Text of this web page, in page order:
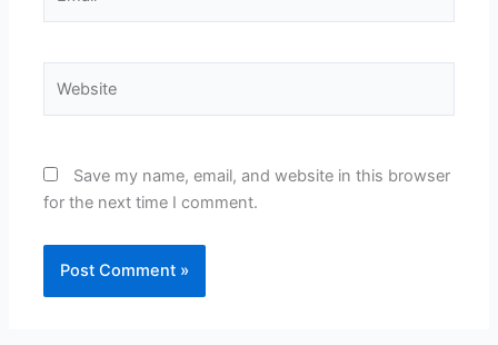
Save my name, email, and website in this browser
for the next time I comment.